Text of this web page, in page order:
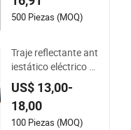
strucción con múlti
ples bolsillos
500 Piezas (MOQ)
Traje reflectante ant
iestático eléctrico d
e poliéster y algodó
n, ropa de segurida
d para ingenieros, p
roducción de equipo
US$ 13,00-
18,00
100 Piezas (MOQ)